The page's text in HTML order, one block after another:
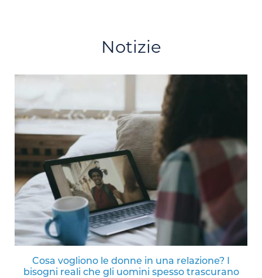
Notizie
Cosa vogliono le donne in una relazione? I
bisogni reali che gli uomini spesso trascurano